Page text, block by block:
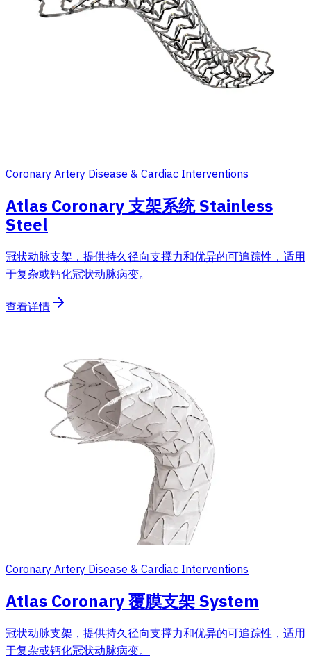
Coronary Artery Disease & Cardiac Interventions
Atlas Coronary 支架系统 Stainless
Steel
冠状动脉支架，提供持久径向支撑力和优异的可追踪性，适用
于复杂或钙化冠状动脉病变。
查看详情
Coronary Artery Disease & Cardiac Interventions
Atlas Coronary 覆膜支架 System
冠状动脉支架，提供持久径向支撑力和优异的可追踪性，适用
于复杂或钙化冠状动脉病变。